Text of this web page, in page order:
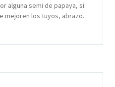
alguna semi de papaya, si
mejoren los tuyos, abrazo.